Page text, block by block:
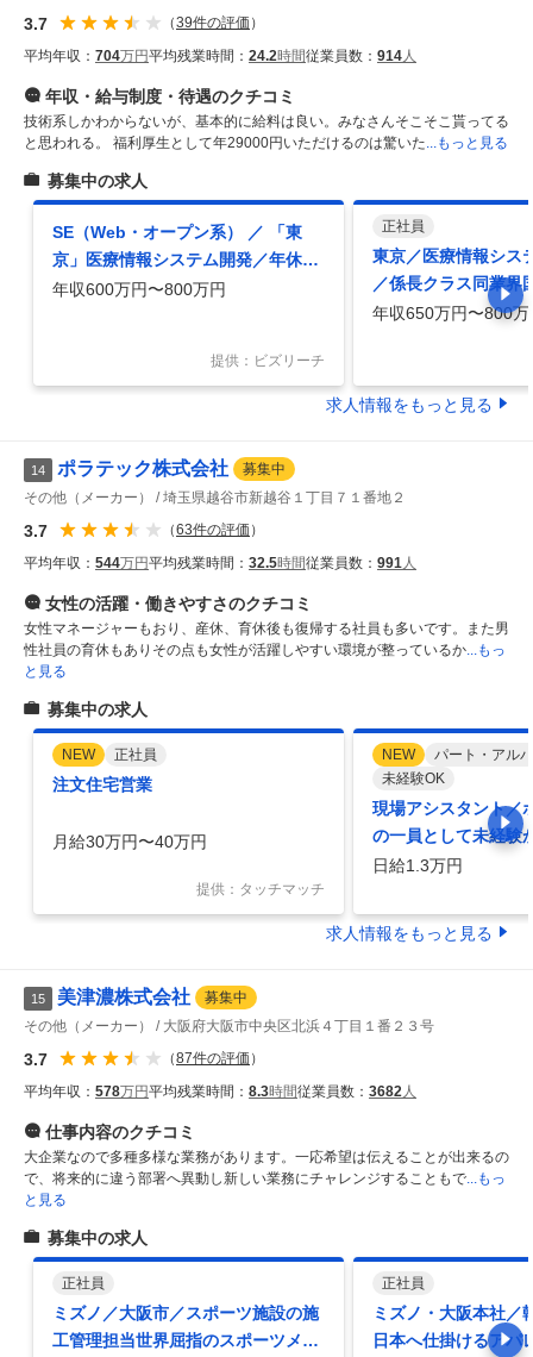
3.7 （39件の評価 ）
平均年収： 704万円平均残業時間： 24.2時間従業員数： 914人
年収・給与制度・待遇のクチコミ
技術系しかわからないが、基本的に給料は良い。みなさんそこそこ貰ってる
と思われる。 福利厚生として年29000円いただけるのは驚いた...もっと見る
募集中の求人
SE（Web・オープン系） ／ 「東
京」医療情報システム開発／年休12
8日／働き方／医療用ベッド日本ト
年収600万円〜800万円
提供：ビズリーチ
正社員
東京／医療情報シス
／係長クラス同業界
No2の世界的メーカ
年収650万円〜800万
求人情報をもっと見る
14 ポラテック株式会社
募集中
その他（メーカー）
埼玉県越谷市新越谷１丁目７１番地２
3.7 （63件の評価 ）
平均年収： 544万円平均残業時間： 32.5時間従業員数： 991人
女性の活躍・働きやすさのクチコミ
女性マネージャーもおり、産休、育休後も復帰する社員も多いです。また男
性社員の育休もありその点も女性が活躍しやすい環境が整っているか...もっ
と見る
募集中の求人
NEW 正社員
注文住宅営業
月給30万円〜40万円
提供：タッチマッチ
NEW
パート・アル
未経験OK
現場アシスタント／
の一員として未経験
場アシスタント」日
日給1.3万円
求人情報をもっと見る
15 美津濃株式会社
募集中
その他（メーカー）
大阪府大阪市中央区北浜４丁目１番２３号
3.7 （87件の評価 ）
平均年収： 578万円平均残業時間： 8.3時間従業員数： 3682人
仕事内容のクチコミ
大企業なので多種多様な業務があります。一応希望は伝えることが出来るの
で、将来的に違う部署へ異動し新しい業務にチャレンジすることもで...もっ
と見る
募集中の求人
正社員
ミズノ／大阪市／スポーツ施設の施
工管理担当世界屈指のスポーツメー
正社員
ミズノ・大阪本社／
日本へ仕掛けるアパ